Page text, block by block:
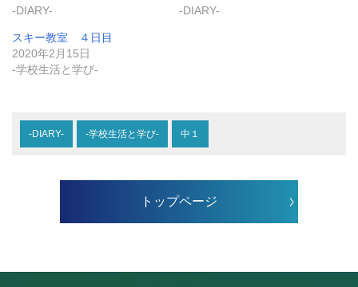
-DIARY-
-DIARY-
スキー教室 ４日目
2020年2月15日
-学校生活と学び-
-DIARY- -学校生活と学び- 中１
トップページ